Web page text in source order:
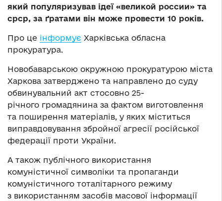
який популяризував ідеї «великой россии» та
срср, за ґратами він може провести 10 років.
Про це інформує Харківська обласна
прокуратура.
Новобаварською окружною прокуратурою міста
Харкова затверджено та направлено до суду
обвинувальний акт стосовно 25-
річного громадянина за фактом виготовлення
та поширення матеріалів, у яких міститься
виправдовування збройної агресії російської
федерації проти України.
А також публічного використання
комуністичної символіки та пропаганди
комуністичного тоталітарного режиму
з використанням засобів масової інформації